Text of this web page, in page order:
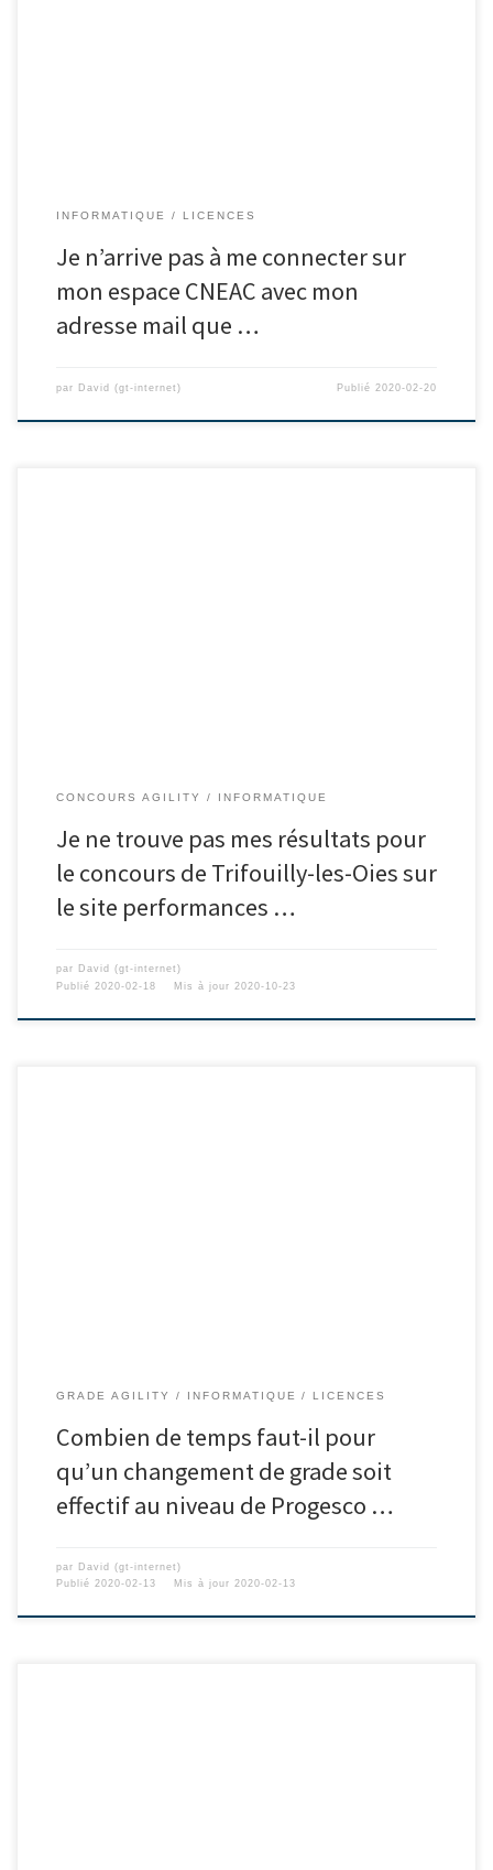
INFORMATIQUE LICENCES
Je n’arrive pas à me connecter sur
mon espace CNEAC avec mon
adresse mail que …
par David (gt-internet) Publié2020-02-20
CONCOURS AGILITY INFORMATIQUE
Je ne trouve pas mes résultats pour
le concours de Trifouilly-les-Oies sur
le site performances …
par David (gt-internet)
Publié 2020-02-18 Mis à jour 2020-10-23
GRADE AGILITY INFORMATIQUE LICENCES
Combien de temps faut-il pour
qu’un changement de grade soit
effectif au niveau de Progesco …
par David (gt-internet)
Publié 2020-02-13 Mis à jour 2020-02-13